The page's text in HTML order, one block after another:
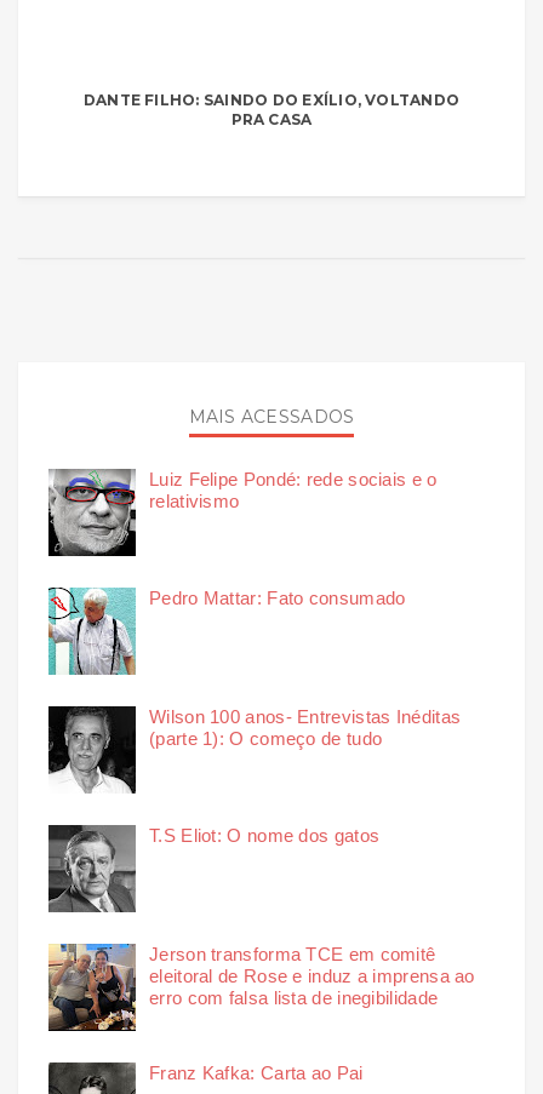
DANTE FILHO: SAINDO DO EXÍLIO, VOLTANDO
PRA CASA
MAIS ACESSADOS
Luiz Felipe Pondé: rede sociais e o
relativismo
Pedro Mattar: Fato consumado
Wilson 100 anos- Entrevistas Inéditas
(parte 1): O começo de tudo
T.S Eliot: O nome dos gatos
Jerson transforma TCE em comitê
eleitoral de Rose e induz a imprensa ao
erro com falsa lista de inegibilidade
Franz Kafka: Carta ao Pai